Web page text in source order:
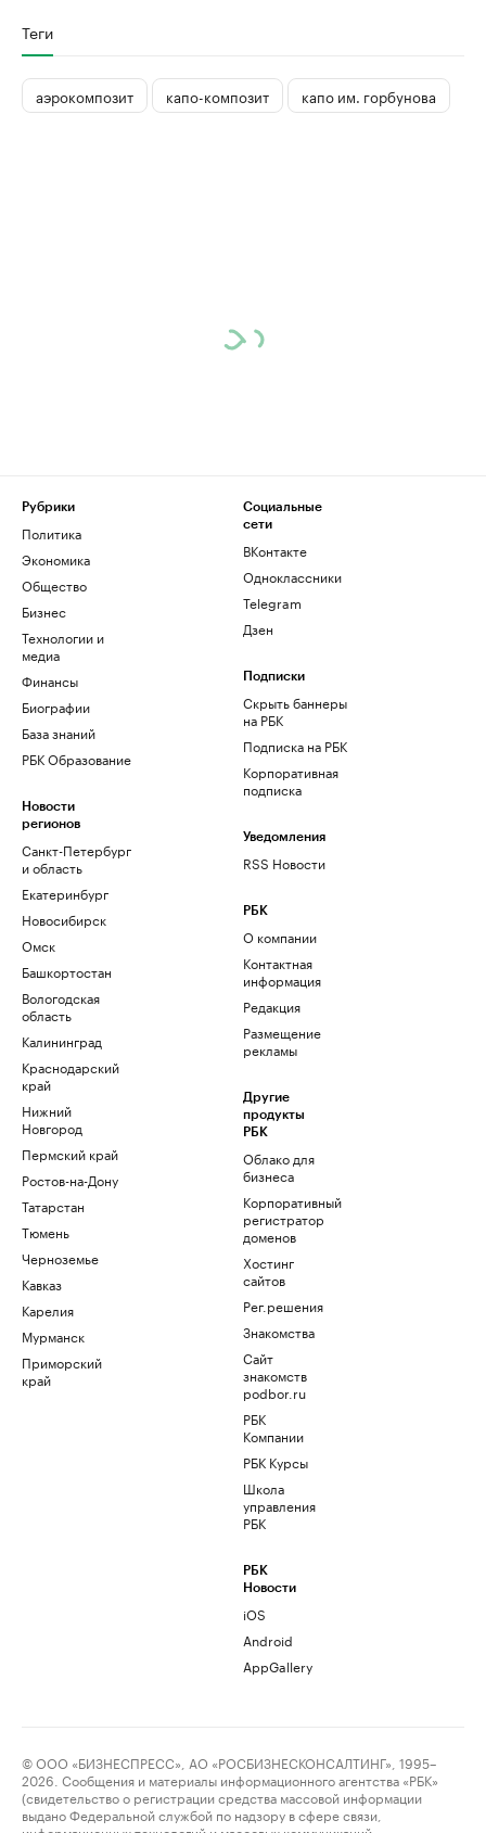
Теги
аэрокомпозит капо-композит капо им. горбунова
Рубрики
Политика
Экономика
Общество
Бизнес
Технологии и
медиа
Финансы
Биографии
База знаний
РБК Образование
Новости
регионов
Санкт-Петербург
и область
Екатеринбург
Новосибирск
Омск
Башкортостан
Вологодская
область
Калининград
Краснодарский
край
Нижний
Новгород
Пермский край
Ростов-на-Дону
Татарстан
Тюмень
Черноземье
Кавказ
Карелия
Мурманск
Приморский
край
Социальные
сети
ВКонтакте
Одноклассники
Telegram
Дзен
Подписки
Скрыть баннеры
на РБК
Подписка на РБК
Корпоративная
подписка
Уведомления
RSS Новости
РБК
О компании
Контактная
информация
Редакция
Размещение
рекламы
Другие
продукты
РБК
Облако для
бизнеса
Корпоративный
регистратор
доменов
Хостинг
сайтов
Рег.решения
Знакомства
Сайт
знакомств
podbor.ru
РБК
Компании
РБК Курсы
Школа
управления
РБК
РБК
Новости
iOS
Android
AppGallery
© ООО «БИЗНЕСПРЕСС», АО «РОСБИЗНЕСКОНСАЛТИНГ», 1995–
2026. Сообщения и материалы информационного агентства «РБК»
(свидетельство о регистрации средства массовой информации
выдано Федеральной службой по надзору в сфере связи,